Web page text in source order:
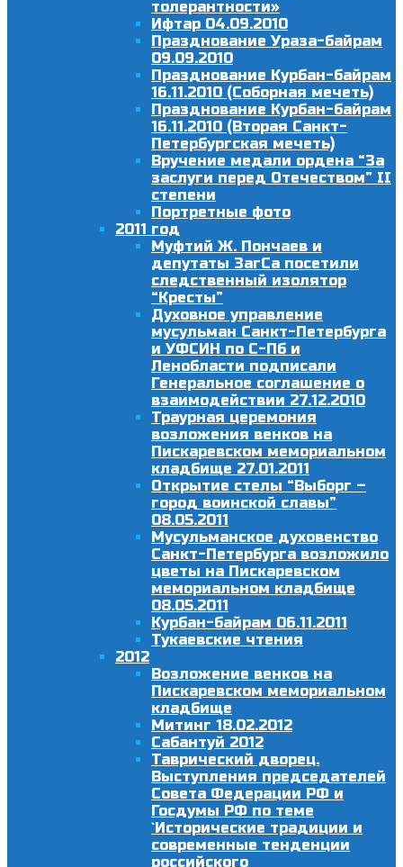
толерантности»
Ифтар 04.09.2010
Празднование Ураза-байрам
09.09.2010
Празднование Курбан-байрам
16.11.2010 (Соборная мечеть)
Празднование Курбан-байрам
16.11.2010 (Вторая Санкт-
Петербургская мечеть)
Вручение медали ордена “За
заслуги перед Отечеством” II
степени
Портретные фото
2011 год
Муфтий Ж. Пончаев и
депутаты ЗагСа посетили
следственный изолятор
“Кресты”
Духовное управление
мусульман Санкт-Петербурга
и УФСИН по С-Пб и
Ленобласти подписали
Генеральное соглашение о
взаимодействии 27.12.2010
Траурная церемония
возложения венков на
Пискаревском мемориальном
кладбище 27.01.2011
Открытие стелы “Выборг –
город воинской славы”
08.05.2011
Мусульманское духовенство
Санкт-Петербурга возложило
цветы на Пискаревском
мемориальном кладбище
08.05.2011
Курбан-байрам 06.11.2011
Тукаевские чтения
2012
Возложение венков на
Пискаревском мемориальном
кладбище
Митинг 18.02.2012
Сабантуй 2012
Таврический дворец.
Выступления председателей
Совета Федерации РФ и
Госдумы РФ по теме
`Исторические традиции и
современные тенденции
российского